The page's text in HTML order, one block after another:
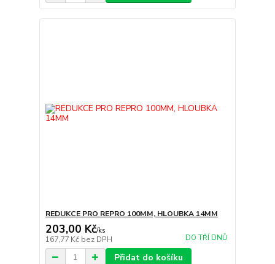
REDUKCE PRO REPRO 100MM, HLOUBKA 14MM
203,00 Kč/ks
167,77 Kč bez DPH DO TŘÍ DNŮ
Přidat do košíku